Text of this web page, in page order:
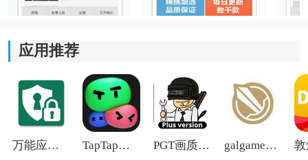
质量的商品，为用户提供安全保障。
*提供7天售后服务，在购买商品后可以享受到售后保障，
让用户购物更放心。
应用推荐
万能应用隐藏 TapTap国际版2026 PGT画质助手旧版 galgame游戏盒子2026